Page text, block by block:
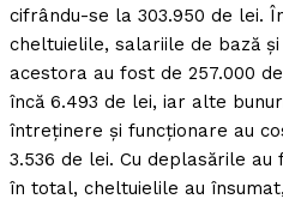
cifrându-se la 303.950 de lei.
cheltuielile, salariile de bază
acestora au fost de 257.000
încă 6.493 de lei, iar alte
întreţinere şi funcţionare au
3.536 de lei. Cu deplasările
în total, cheltuielile au